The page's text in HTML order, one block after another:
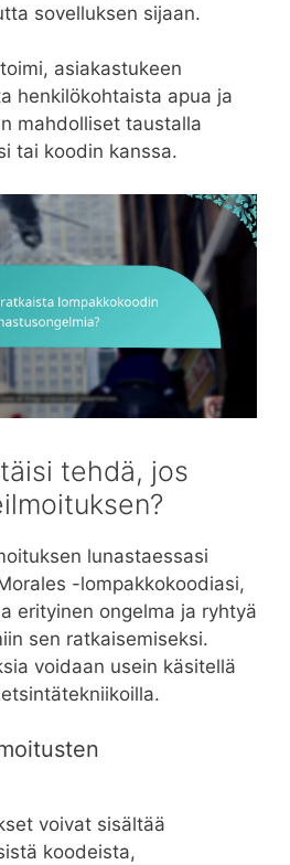
sovelluksen sijaan.
asiakastukeen
henkilökohtaista apua ja
mahdolliset taustalla
tai koodin kanssa.
tehdä, jos
lunastaessasi
-lompakkokoodiasi,
erityinen ongelma ja ryhtyä
sen ratkaisemiseksi.
voidaan usein käsitellä
voivat sisältää
koodeista,